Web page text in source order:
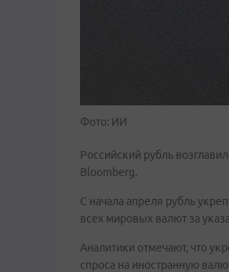
Фото: ИИ
Российский рубль
Bloomberg.
С начала апреля рубль
всех мировых валют за
Аналитики отмечают, что
спроса на иностранную